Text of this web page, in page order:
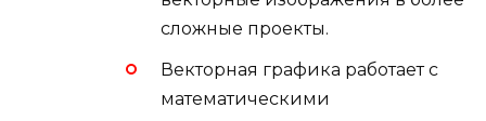
сложные проекты.
Векторная графика работает с
математическими